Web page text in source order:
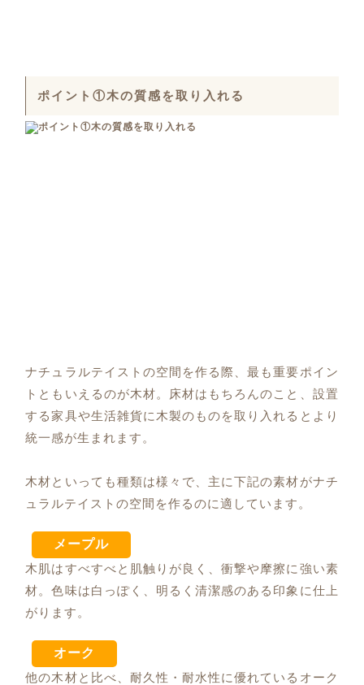
ポイント①木の質感を取り入れる
ナチュラルテイストの空間を作る際、最も重要ポイン
トともいえるのが木材。床材はもちろんのこと、設置
する家具や生活雑貨に木製のものを取り入れるとより
統一感が生まれます。
木材といっても種類は様々で、主に下記の素材がナチ
ュラルテイストの空間を作るのに適しています。
メープル
木肌はすべすべと肌触りが良く、衝撃や摩擦に強い素
材。色味は白っぽく、明るく清潔感のある印象に仕上
がります。
オーク
他の木材と比べ、耐久性・耐水性に優れているオーク